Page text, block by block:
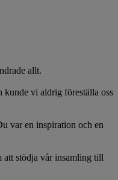
allt.
kunde vi aldrig föreställa oss
var en inspiration och en
att stödja vår insamling till